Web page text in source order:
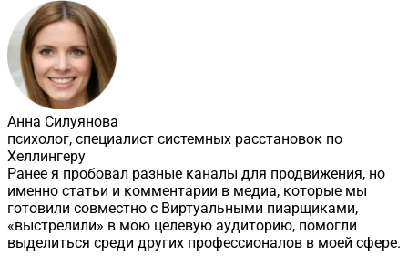
Анна Силуянова
психолог, специалист системных расстановок по
Хеллингеру
Ранее я пробовал разные каналы для продвижения, но
именно статьи и комментарии в медиа, которые мы
готовили совместно с Виртуальными пиарщиками,
«выстрелили» в мою целевую аудиторию, помогли
выделиться среди других профессионалов в моей сфере.